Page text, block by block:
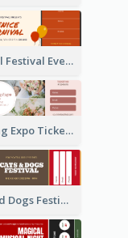
Carnival Festival Event Ticket
Wedding Expo Ticket
Cats And Dogs Festival Ticket